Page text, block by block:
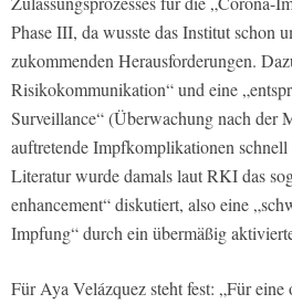
Phase III, da wusste das Institut schon
zukommenden Herausforderungen.
Risikokommunikation“ und eine
Surveillance“ (Überwachung nach der
auftretende Impfkomplikationen
Literatur wurde damals laut RKI das
enhancement“ diskutiert, also eine
Impfung“ durch ein übermäßig
Für Aya Velázquez steht fest: „Für eine